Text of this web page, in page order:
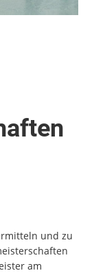
und zu
am